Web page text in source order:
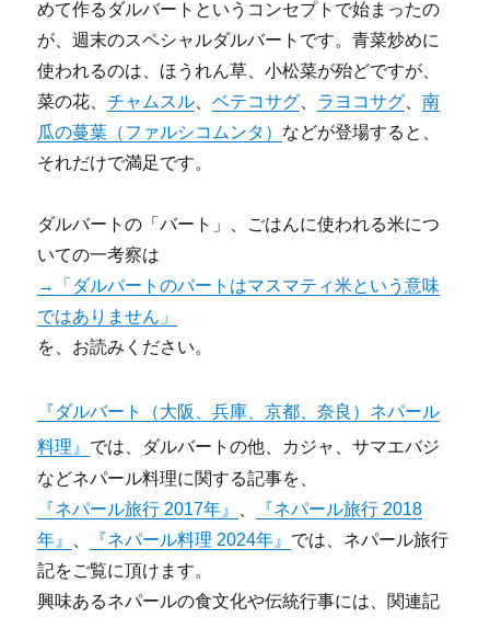
めて作るダルバートというコンセプトで始まったの
が、週末のスペシャルダルバートです。青菜炒めに
使われるのは、ほうれん草、小松菜が殆どですが、
菜の花、チャムスル 、ベテコサグ ラヨコサグ 、南
瓜の蔓葉（ファルシコムンタ） などが登場すると、
それだけで満足です。
ダルバートの「バート」、ごはんに使われる米につ
いての一考察は
→「ダルバートのバートはマスマティ米という意味
ではありません」
を、お読みください。
『ダルバート（大阪、兵庫、京都、奈良）ネパール
料理』 では、ダルバートの他、カジャ、サマエバジ
などネパール料理に関する記事を、
『ネパール旅行 2017年』
『ネパール旅行 2018
年』
『ネパール料理 2024年』 では、ネパール旅行
記をご覧に頂けます。
興味あるネパールの食文化や伝統行事には、関連記